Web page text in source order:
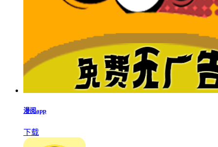
漫阅app
下载